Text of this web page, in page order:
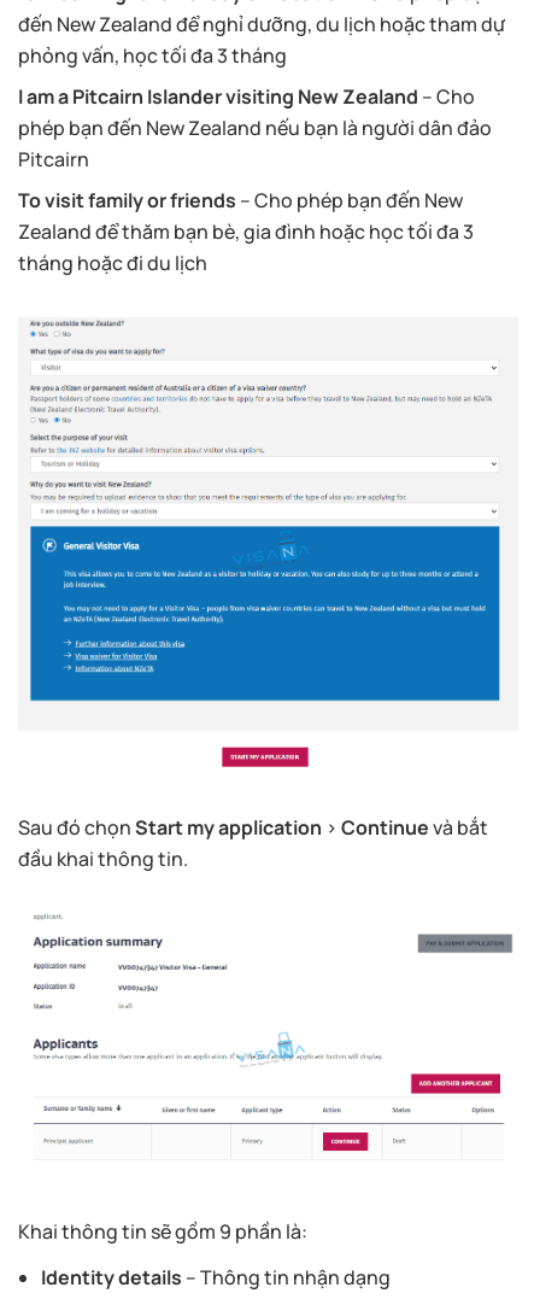
đến New Zealand để nghỉ dưỡng, du lịch hoặc tham dự
phỏng vấn, học tối đa 3 tháng
I am a Pitcairn Islander visiting New Zealand – Cho
phép bạn đến New Zealand nếu bạn là người dân đảo
Pitcairn
To visit family or friends – Cho phép bạn đến New
Zealand để thăm bạn bè, gia đình hoặc học tối đa 3
tháng hoặc đi du lịch
Sau đó chọnStart my application > Continuevà bắt
đầu khai thông tin.
Khai thông tin sẽ gồm 9 phần là:
Identity details – Thông tin nhận dạng